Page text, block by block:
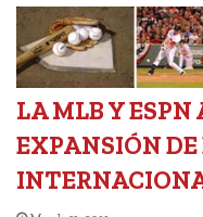
LA MLB Y ESPN
EXPANSIÓN DE